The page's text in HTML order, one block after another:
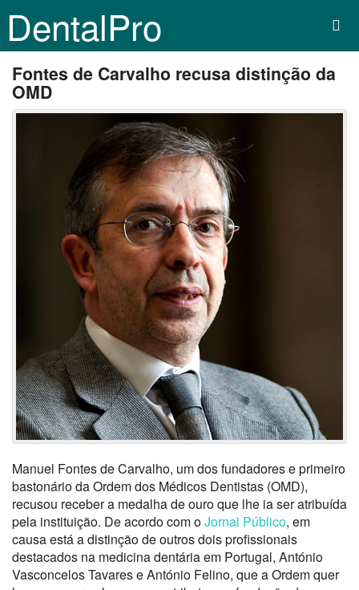
DentalPro
Fontes de Carvalho recusa distinção da
OMD
Manuel Fontes de Carvalho, um dos fundadores e primeiro
bastonário da Ordem dos Médicos Dentistas (OMD),
recusou receber a medalha de ouro que lhe ia ser atribuída
pela instituição. De acordo com oJornal Público, em
causa está a distinção de outros dois profissionais
destacados na medicina dentária em Portugal, António
Vasconcelos Tavares e António Felino, que a Ordem quer